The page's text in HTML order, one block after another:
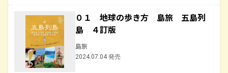
０１ 地球の歩き方 島旅 五島列
島 ４訂版
島旅
2024.07.04 発売